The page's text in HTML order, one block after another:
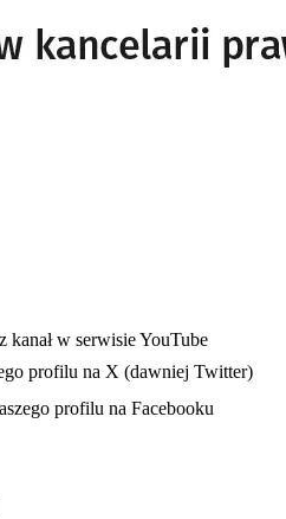
karcie
w nowej karcie
kanał w serwisie YouTube
profilu na X (dawniej Twitter)
w nowej karcieprofilu na Facebooku